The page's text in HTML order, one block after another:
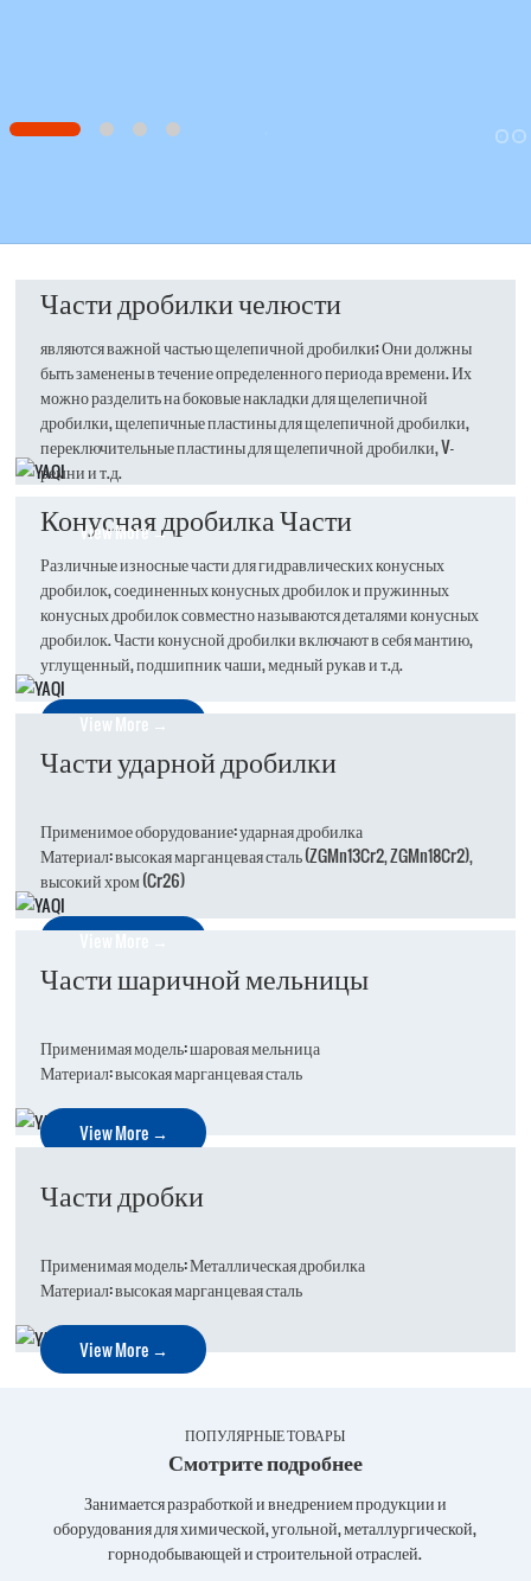
Части дробилки челюсти
являются важной частью щелепичной дробилки; Они должны
быть заменены в течение определенного периода времени. Их
можно разделить на боковые накладки для щелепичной
дробилки, щелепичные пластины для щелепичной дробилки,
переключительные пластины для щелепичной дробилки, V-
ремни и т.д.
View More →
Конусная дробилка Части
Различные износные части для гидравлических конусных
дробилок, соединенных конусных дробилок и пружинных
конусных дробилок совместно называются деталями конусных
дробилок. Части конусной дробилки включают в себя мантию,
углущенный, подшипник чаши, медный рукав и т.д.
View More →
Части ударной дробилки
Применимое оборудование: ударная дробилка
Материал: высокая марганцевая сталь (ZGMn13Cr2, ZGMn18Cr2),
высокий хром (Cr26)
Части шаричной мельницы
Применимая модель: шаровая мельница
Материал: высокая марганцевая сталь
View More →
Части дробки
Применимая модель: Металлическая дробилка
Материал: высокая марганцевая сталь
View More →
ПОПУЛЯРНЫЕ ТОВАРЫ
Смотрите подробнее
Занимается разработкой и внедрением продукции и
оборудования для химической, угольной, металлургической,
горнодобывающей и строительной отраслей.